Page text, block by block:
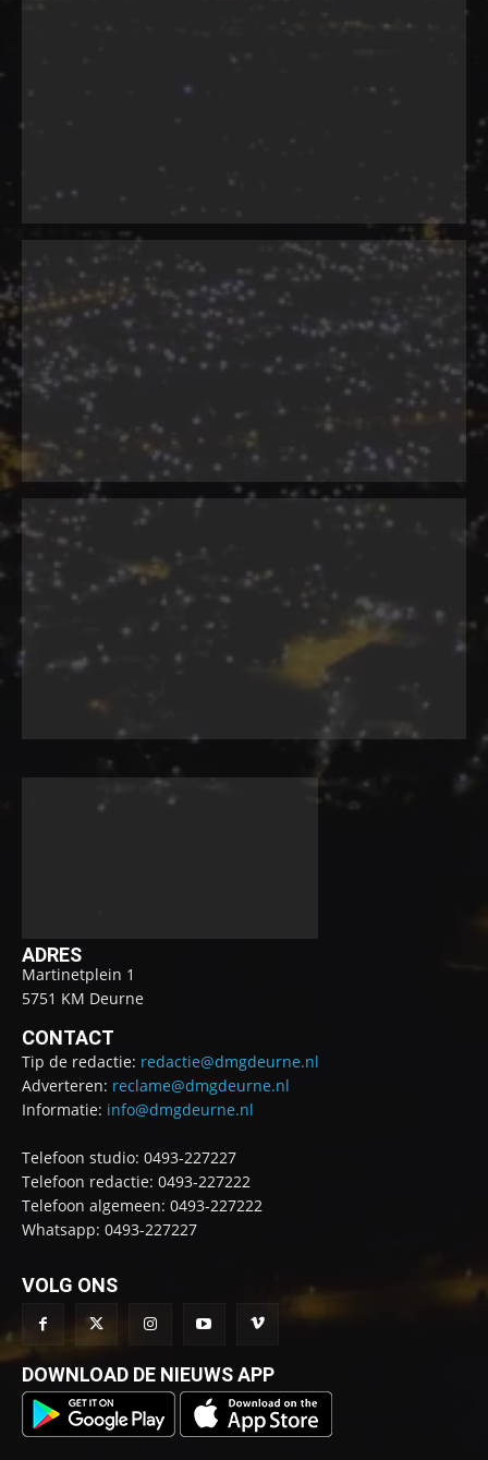
ADRES
Martinetplein 1
5751 KM Deurne
CONTACT
Tip de redactie: redactie@dmgdeurne.nl
Adverteren: reclame@dmgdeurne.nl
Informatie: info@dmgdeurne.nl
Telefoon studio: 0493-227227
Telefoon redactie: 0493-227222
Telefoon algemeen: 0493-227222
Whatsapp: 0493-227227
VOLG ONS
DOWNLOAD DE NIEUWS APP